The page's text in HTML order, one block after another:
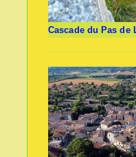
Cascade du Pas de